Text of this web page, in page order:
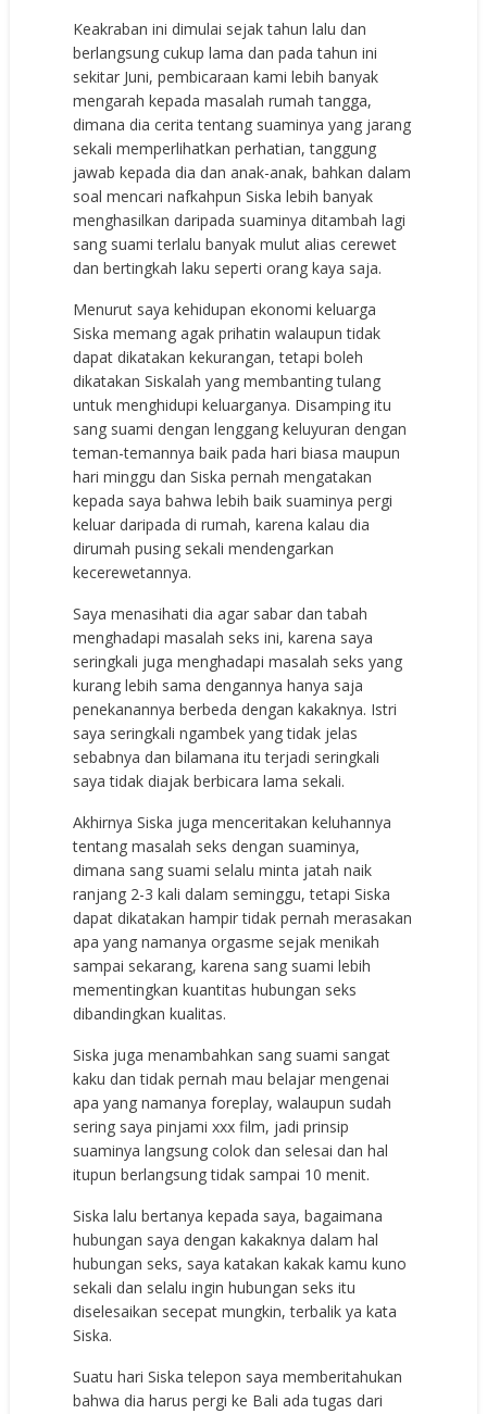
Keakraban ini dimulai sejak tahun lalu dan
berlangsung cukup lama dan pada tahun ini
sekitar Juni, pembicaraan kami lebih banyak
mengarah kepada masalah rumah tangga,
dimana dia cerita tentang suaminya yang jarang
sekali memperlihatkan perhatian, tanggung
jawab kepada dia dan anak-anak, bahkan dalam
soal mencari nafkahpun Siska lebih banyak
menghasilkan daripada suaminya ditambah lagi
sang suami terlalu banyak mulut alias cerewet
dan bertingkah laku seperti orang kaya saja.
Menurut saya kehidupan ekonomi keluarga
Siska memang agak prihatin walaupun tidak
dapat dikatakan kekurangan, tetapi boleh
dikatakan Siskalah yang membanting tulang
untuk menghidupi keluarganya. Disamping itu
sang suami dengan lenggang keluyuran dengan
teman-temannya baik pada hari biasa maupun
hari minggu dan Siska pernah mengatakan
kepada saya bahwa lebih baik suaminya pergi
keluar daripada di rumah, karena kalau dia
dirumah pusing sekali mendengarkan
kecerewetannya.
Saya menasihati dia agar sabar dan tabah
menghadapi masalah seks ini, karena saya
seringkali juga menghadapi masalah seks yang
kurang lebih sama dengannya hanya saja
penekanannya berbeda dengan kakaknya. Istri
saya seringkali ngambek yang tidak jelas
sebabnya dan bilamana itu terjadi seringkali
saya tidak diajak berbicara lama sekali.
Akhirnya Siska juga menceritakan keluhannya
tentang masalah seks dengan suaminya,
dimana sang suami selalu minta jatah naik
ranjang 2-3 kali dalam seminggu, tetapi Siska
dapat dikatakan hampir tidak pernah merasakan
apa yang namanya orgasme sejak menikah
sampai sekarang, karena sang suami lebih
mementingkan kuantitas hubungan seks
dibandingkan kualitas.
Siska juga menambahkan sang suami sangat
kaku dan tidak pernah mau belajar mengenai
apa yang namanya foreplay, walaupun sudah
sering saya pinjami xxx film, jadi prinsip
suaminya langsung colok dan selesai dan hal
itupun berlangsung tidak sampai 10 menit.
Siska lalu bertanya kepada saya, bagaimana
hubungan saya dengan kakaknya dalam hal
hubungan seks, saya katakan kakak kamu kuno
sekali dan selalu ingin hubungan seks itu
diselesaikan secepat mungkin, terbalik ya kata
Siska.
Suatu hari Siska telepon saya memberitahukan
bahwa dia harus pergi ke Bali ada tugas dari